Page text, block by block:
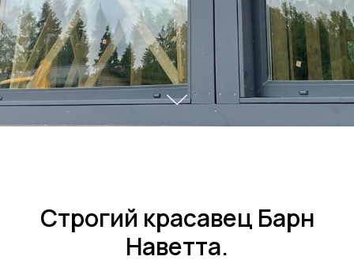
Строгий красавец Барн
Наветта.